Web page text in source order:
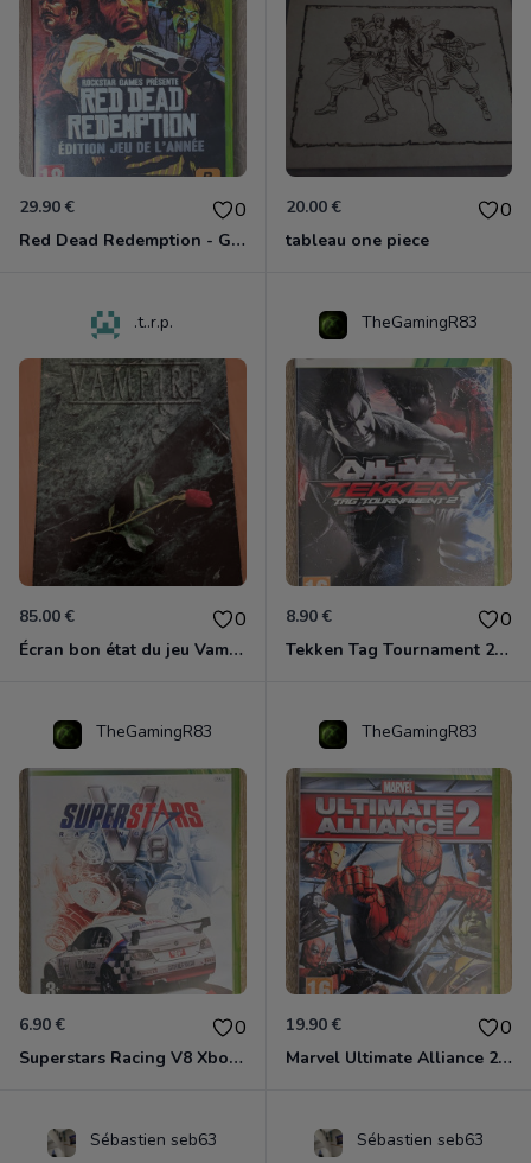
29.90 € 0
Red Dead Redemption - Game Of The Year Xbox 360
20.00 € 0
tableau one piece
.t..r.p.
85.00 € 0
Écran bon état du jeu Vampire et livre de règles « la mascarade » état d’usage
TheGamingR83
8.90 € 0
Tekken Tag Tournament 2 Xbox 360
TheGamingR83
6.90 € 0
Superstars Racing V8 Xbox 360
TheGamingR83
19.90 € 0
Marvel Ultimate Alliance 2 Xbox 360
Sébastien seb63 Sébastien seb63